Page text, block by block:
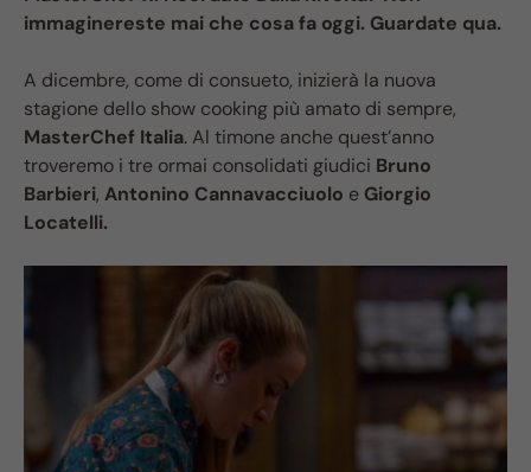
immaginereste mai che cosa fa oggi. Guardate qua.
A dicembre, come di consueto, inizierà la nuova
stagione dello show cooking più amato di sempre,
MasterChef Italia. Al timone anche quest’anno
troveremo i tre ormai consolidati giudici Bruno
Barbieri, Antonino Cannavacciuolo e Giorgio
Locatelli.